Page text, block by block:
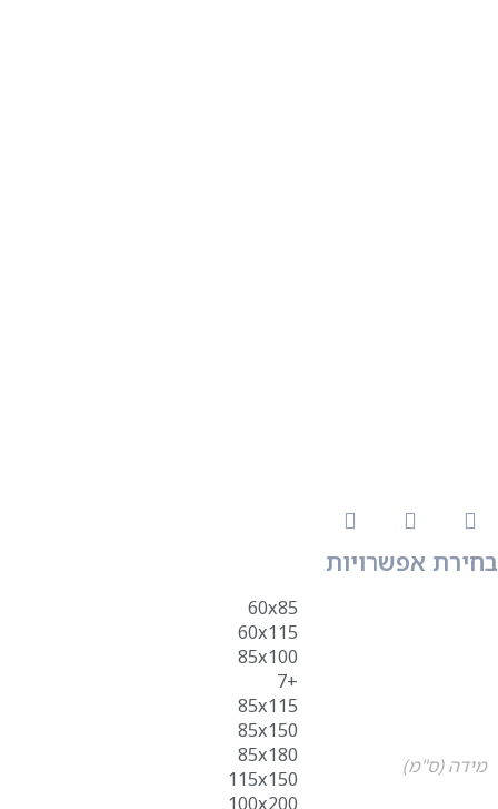
בחירת אפשרויות
מידה (ס"מ)
60x85
60x115
85x100
+7
85x115
85x150
85x180
115x150
100x200